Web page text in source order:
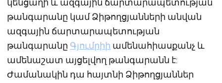
կենցաղի և ազգային ճարտարապետության
թանգարանը կամ Ձիթողցյանների անվան
ազգային ճարտարապետության
թանգարանը Գյումրիի ամենահիասքանչ և
ամենաշատ այցելվող թանգարանն է:
Ժամանակին դա հայտնի Ձիթողցյաններ